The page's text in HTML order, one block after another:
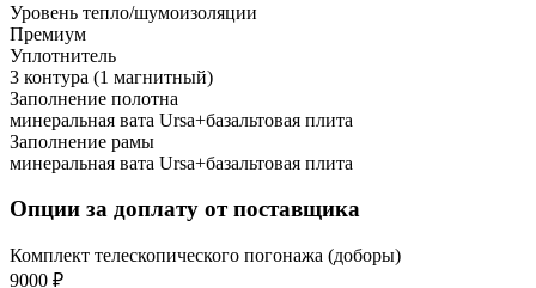
Уровень тепло/шумоизоляции
Премиум
Уплотнитель
3 контура (1 магнитный)
Заполнение полотна
минеральная вата Ursa+базальтовая плита
Заполнение рамы
минеральная вата Ursa+базальтовая плита
Опции за доплату от поставщика
Комплект телескопического погонажа (доборы)
9000 ₽